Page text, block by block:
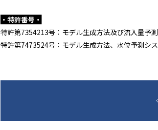
・特許番号・
特許第7354213号：モデル生成方法及び流入量予
特許第7473524号：モデル生成方法、水位予測シ